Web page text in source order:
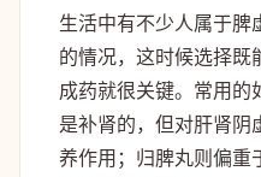
生活中有不少人属于脾
的情况，这时候选择既
成药就很关键。常用的
是补肾的，但对肝肾阴
养作用；归脾丸则偏重